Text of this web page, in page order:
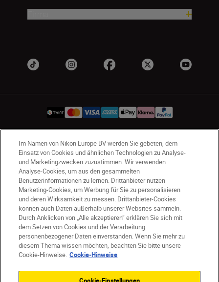
CH Nikon Sites
Kontaktieren Sie uns
Datenschutzhinweis
Nutzungsbedingungen
Geschäftsbedingungen des Nikon Stores
Cookie-Hinweise
Barrierefreiheit
Cookie-Einstellungen
© 2026 Nikon
Im Namen von Nikon Europe BV werden Sie gebeten, dem
Einsatz von Cookies und ähnlichen Technologien zu Analyse-
und Marketingzwecken zuzustimmen. Wir verwenden
Analyse-Cookies, um aus den gesammelten
Benutzerinformationen zu lernen. Drittanbieter nutzen
Marketing-Cookies, um Werbung für Sie zu personalisieren
und deren Wirksamkeit zu messen. Drittanbieter-Cookies
können auch Daten außerhalb unserer Websites sammeln.
Durch Anklicken von „Alle akzeptieren“ erklären Sie sich mit
dem Setzen von Cookies und der Verarbeitung
personenbezogener Daten einverstanden. Wenn Sie mehr zu
diesem Thema wissen möchten, beachten Sie bitte unsere
Cookie-Hinweise. Cookie-Hinweise